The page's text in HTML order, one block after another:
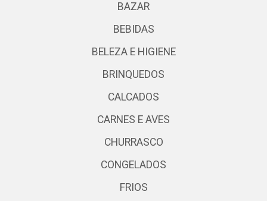
BAZAR
BEBIDAS
BELEZA E HIGIENE
BRINQUEDOS
CALCADOS
CARNES E AVES
CHURRASCO
CONGELADOS
FRIOS